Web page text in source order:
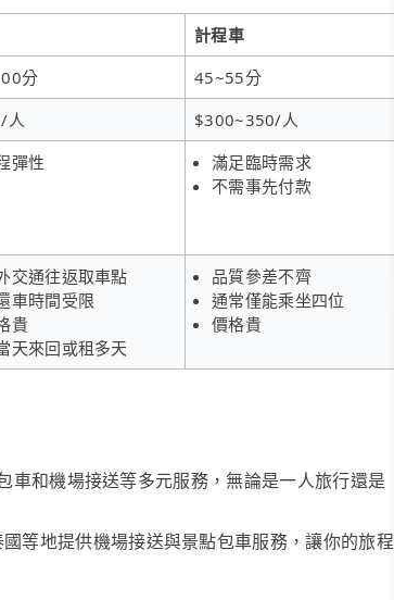
計程車
分
45~55分
人
$300~350/人
彈性
滿足臨時需求
不需事先付款
交通往返取車點
車時間受限
貴
天來回或租多天
品質參差不齊
通常僅能乘坐四位
價格貴
和機場接送等多元服務，無論是一人旅行還是
等地提供機場接送與景點包車服務，讓你的旅程